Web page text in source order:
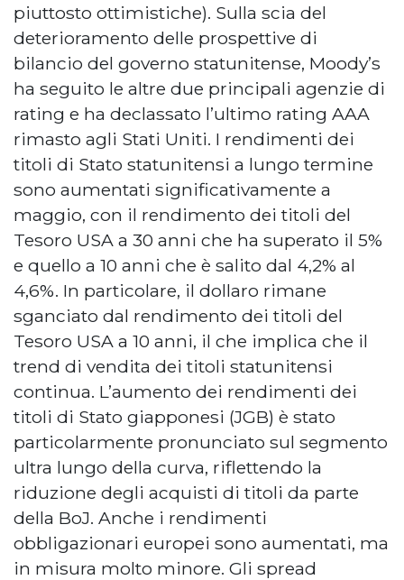
piuttosto ottimistiche). Sulla scia del
deterioramento delle prospettive di
bilancio del governo statunitense, Moody’s
ha seguito le altre due principali agenzie di
rating e ha declassato l’ultimo rating AAA
rimasto agli Stati Uniti. I rendimenti dei
titoli di Stato statunitensi a lungo termine
sono aumentati significativamente a
maggio, con il rendimento dei titoli del
Tesoro USA a 30 anni che ha superato il 5%
e quello a 10 anni che è salito dal 4,2% al
4,6%. In particolare, il dollaro rimane
sganciato dal rendimento dei titoli del
Tesoro USA a 10 anni, il che implica che il
trend di vendita dei titoli statunitensi
continua. L’aumento dei rendimenti dei
titoli di Stato giapponesi (JGB) è stato
particolarmente pronunciato sul segmento
ultra lungo della curva, riflettendo la
riduzione degli acquisti di titoli da parte
della BoJ. Anche i rendimenti
obbligazionari europei sono aumentati, ma
in misura molto minore. Gli spread